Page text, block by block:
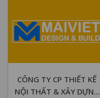
CÔNG TY CP THIẾT KẾ
NỘI THẤT & XÂY DỰNG